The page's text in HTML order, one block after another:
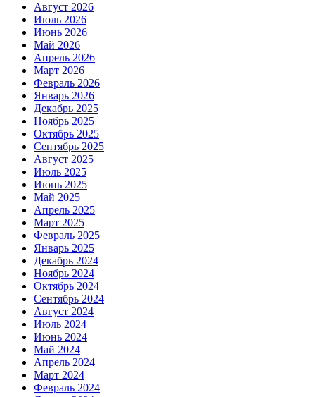
Август 2026
Июль 2026
Июнь 2026
Май 2026
Апрель 2026
Март 2026
Февраль 2026
Январь 2026
Декабрь 2025
Ноябрь 2025
Октябрь 2025
Сентябрь 2025
Август 2025
Июль 2025
Июнь 2025
Май 2025
Апрель 2025
Март 2025
Февраль 2025
Январь 2025
Декабрь 2024
Ноябрь 2024
Октябрь 2024
Сентябрь 2024
Август 2024
Июль 2024
Июнь 2024
Май 2024
Апрель 2024
Март 2024
Февраль 2024